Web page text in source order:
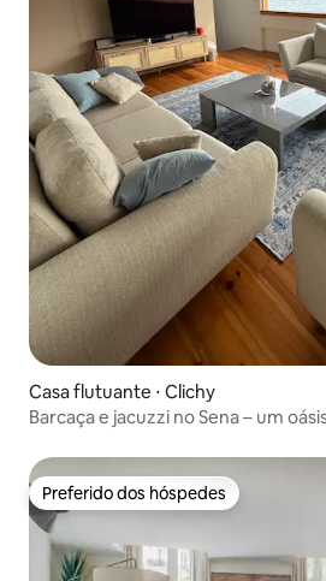
Casa flutuante ⋅ Clichy
Barcaça e jacuzzi no Sena – um
Preferido dos hóspedes
Preferido dos hóspedes